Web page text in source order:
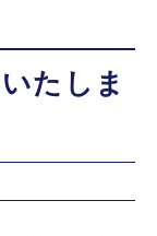
たしま